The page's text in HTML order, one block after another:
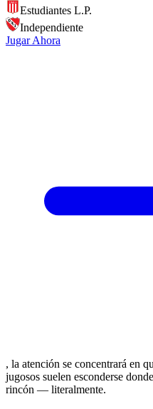
Estudiantes L.P.
Independiente
Jugar Ahora
, la atención se concentrará en
jugosos suelen esconderse
rincón — literalmente.